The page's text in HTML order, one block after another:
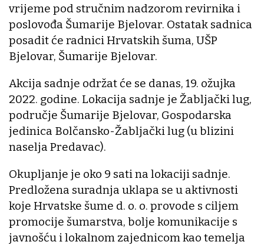
vrijeme pod stručnim nadzorom revirnika i
poslovođa Šumarije Bjelovar. Ostatak sadnica
posadit će radnici Hrvatskih šuma, UŠP
Bjelovar, Šumarije Bjelovar.
Akcija sadnje održat će se danas, 19. ožujka
2022. godine. Lokacija sadnje je Žabljački lug,
područje Šumarije Bjelovar, Gospodarska
jedinica Bolčansko-Žabljački lug (u blizini
naselja Predavac).
Okupljanje je oko 9 sati na lokaciji sadnje.
Predložena suradnja uklapa se u aktivnosti
koje Hrvatske šume d. o. o. provode s ciljem
promocije šumarstva, bolje komunikacije s
javnošću i lokalnom zajednicom kao temelja